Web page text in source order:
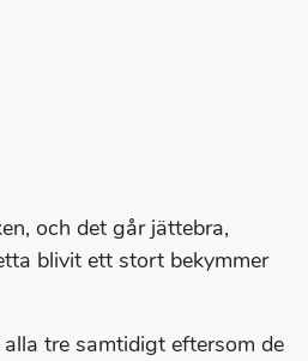
och det går jättebra,
blivit ett stort bekymmer
tre samtidigt eftersom de